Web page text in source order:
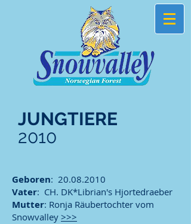
JUNGTIERE
2010
Geboren: 20.08.2010
Vater: CH. DK*Librian's Hjortedraeber
Mutter: Ronja Räubertochter vom
Snowvalley >>>